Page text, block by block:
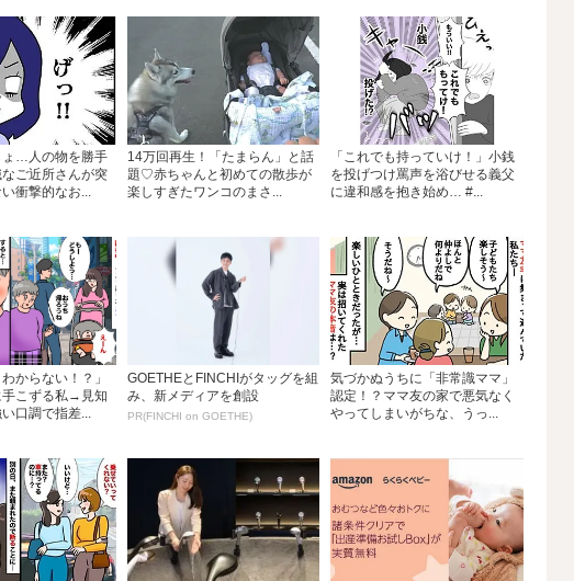
ょ…人の物を勝手
ご近所さんが突
衝撃的なお...
14万回再生！「たまらん」と話
題♡赤ちゃんと初めての散歩が
楽しすぎたワンコのまさ...
「これでも持っていけ！」小銭
を投げつけ罵声を浴びせる義父
に違和感を抱き始め… #...
からない！？」
手こずる私→見知
口調で指差...
GOETHEとFINCHIがタッグを組
み、新メディアを創設
PR(FINCHI on GOETHE)
気づかぬうちに「非常識ママ」
認定！？ママ友の家で悪気なく
やってしまいがちな、うっ...